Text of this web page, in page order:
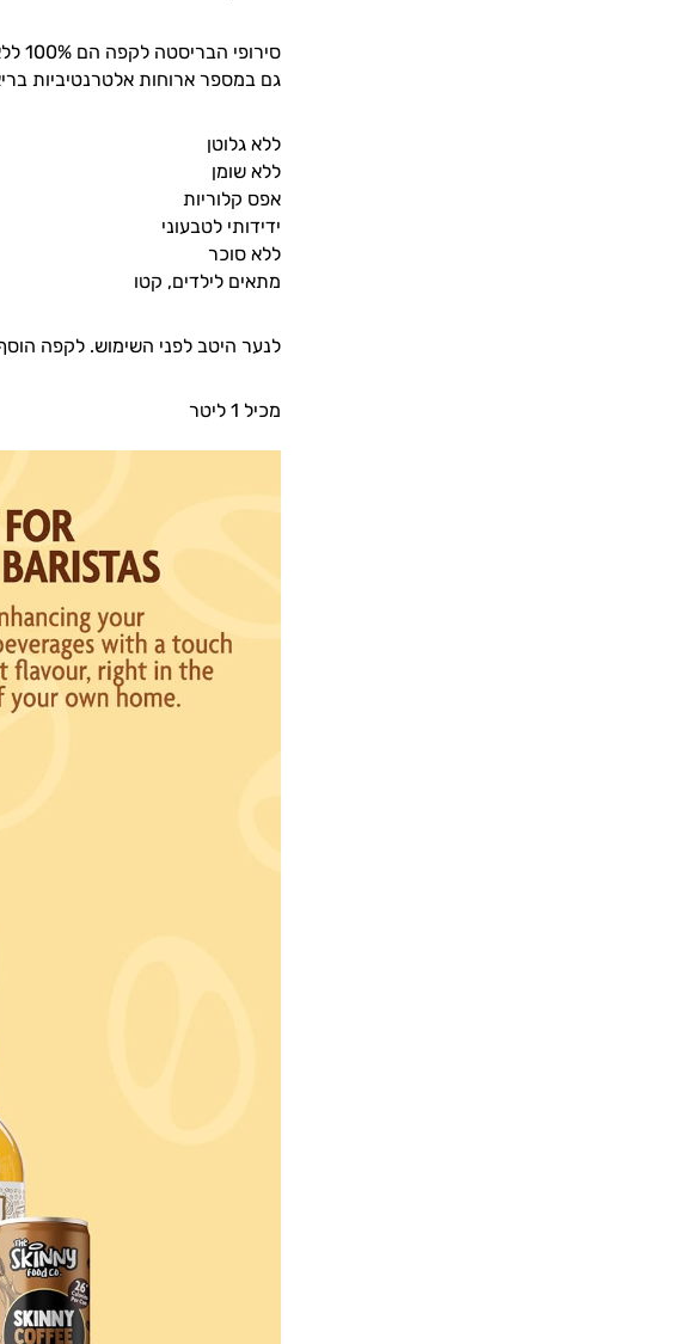
גם במספר ארוחות אלטרנטיביות
ללא גלוטן
ללא שומן
אפס קלוריות
ידידותי לטבעוני
ללא סוכר
מתאים לילדים, קטו
לנער היטב לפני השימוש. לקפה הוסף כ-10 מ”ל לכל 200 מ”ל
מכיל 1 ליטר